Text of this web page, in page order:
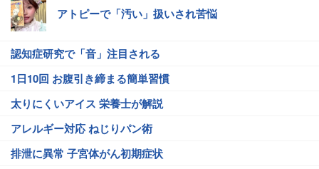
アトピーで「汚い」扱いされ苦悩
認知症研究で「音」注目される
1日10回 お腹引き締まる簡単習慣
太りにくいアイス 栄養士が解説
アレルギー対応 ねじりパン術
排泄に異常 子宮体がん初期症状